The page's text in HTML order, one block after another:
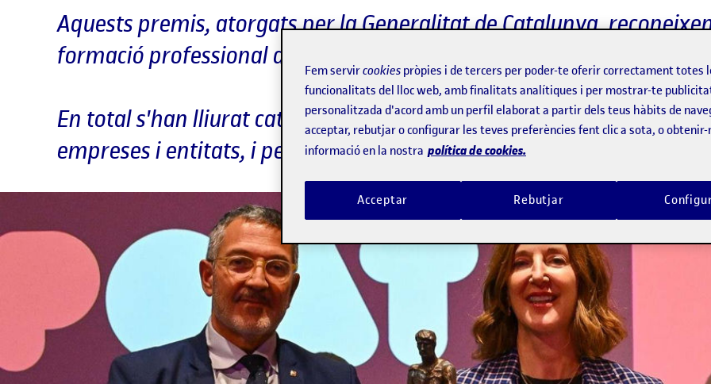
Aquests premis, atorgats per la Generalitat de Catalunya,
formació professional de qualitat
En total s'han lliurat catorze guardons a trajectòries individuals,
empreses i entitats, i persones usuàries de centres formatius
Fem servircookies pròpies i de tercers per poder-te oferir correctament totes
funcionalitats del lloc web, amb finalitats analítiques i per mostrar-te
personalitzada d'acord amb un perfil elaborat a partir dels teus hàbits de
acceptar, rebutjar o configurar les teves preferències fent clic a sota, o obtenir-
informació en la nostra política de cookies.
Rebutjar
Acceptar